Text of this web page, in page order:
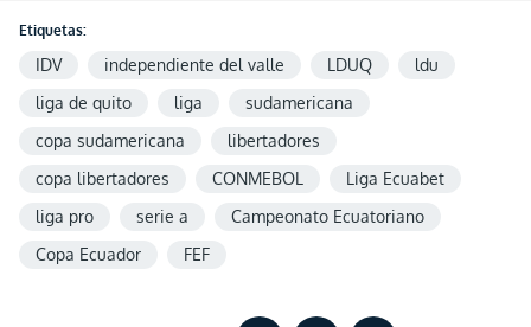
Etiquetas:
IDV independiente del valle LDUQ
ldu
liga de quito
liga
sudamericana
copa sudamericana
libertadores
copa libertadores
CONMEBOL
Liga Ecuabet
liga pro
serie a
Campeonato Ecuatoriano
Copa Ecuador
FEF